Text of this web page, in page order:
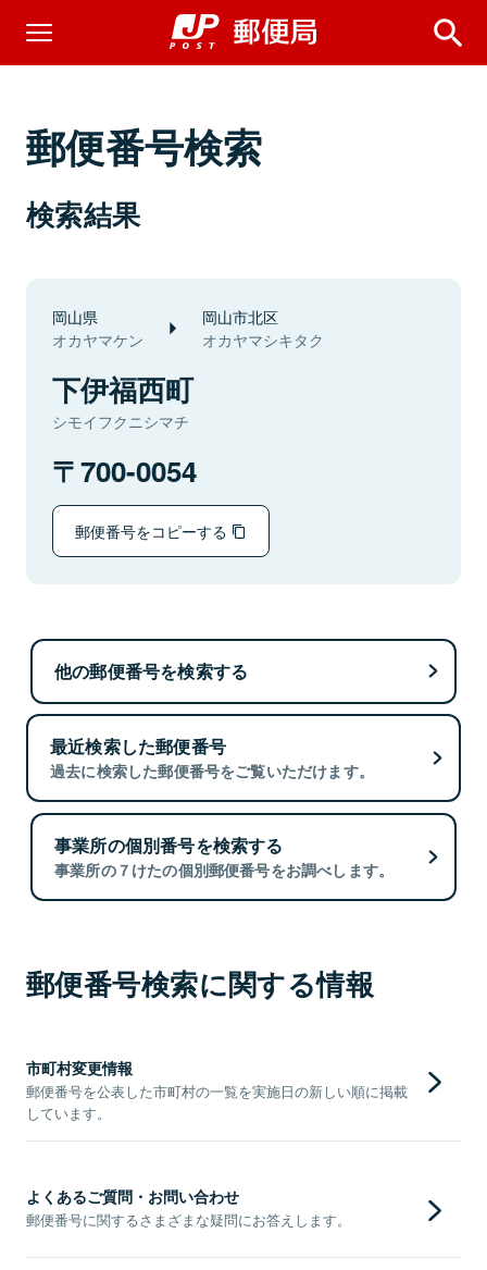
郵便番号検索
検索結果
岡山県
オカヤマケン
岡山市北区
オカヤマシキタク
下伊福西町
シモイフクニシマチ
700-0054
郵便番号をコピーする
他の郵便番号を検索する
最近検索した郵便番号
過去に検索した郵便番号をご覧いただけます。
事業所の個別番号を検索する
事業所の７けたの個別郵便番号をお調べします。
郵便番号検索に関する情報
市町村変更情報
郵便番号を公表した市町村の一覧を実施日の新しい順に掲載
しています。
よくあるご質問・お問い合わせ
郵便番号に関するさまざまな疑問にお答えします。